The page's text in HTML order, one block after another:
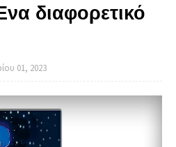
διαφορετικό
01, 2023